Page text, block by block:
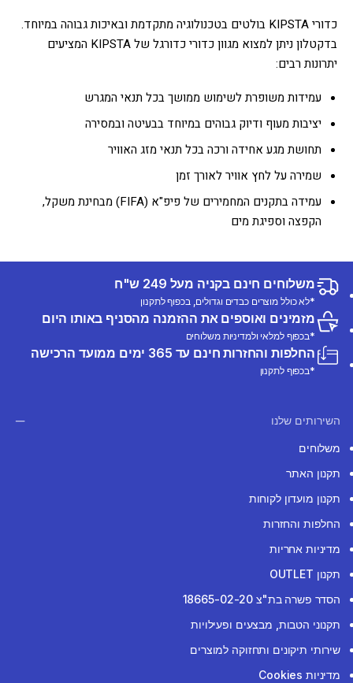
כדורי KIPSTA בולטים בטכנולוגיה מתקדמת ובאיכות גבוהה במיוחד.
בדקטלון ניתן למצוא מגוון כדורי כדורגל של KIPSTA המציעים
יתרונות רבים:
עמידות משופרת לשימוש ממושך בכל תנאי המגרש
יציבות מעוף ודיוק גבוהים במיוחד בבעיטה ובמסירה
תחושת מגע אחידה ורכה בכל תנאי מזג האוויר
שמירה על לחץ אוויר לאורך זמן
עמידה בתקנים המחמירים של פיפ"א (FIFA) מבחינת משקל,
הקפצה וספיגת מים
משלוחים חינם בקניה מעל 249 ש"ח
*לא כולל מוצרים כבדים וגדולים, בכפוף לתקנון
מזמינים ואוספים את ההזמנה מהסניף באותו היום
*בכפוף למלאי ולמדיניות משלוחים
החלפות והחזרות חינם עד 365 ימים ממועד הרכישה
*בכפוף לתקנון
השירותים שלנו
משלוחים
תקנון האתר
תקנון מועדון לקוחות
החלפות והחזרות
מדיניות אחריות
תקנון OUTLET
הסדר פשרה בת"צ 18665-02-20
תקנוני הטבות, מבצעים ופעילויות
שירותי תיקונים ותחזוקה למוצרים
מדיניות Cookies